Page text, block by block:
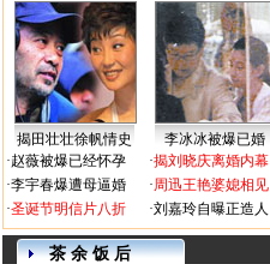
揭田壮壮徐帆情史 李冰冰被爆已婚
·赵薇被爆已经怀孕
·李宇春爆遭母逼婚
·圣诞节明信片八折
·揭刘晓庆离婚内幕
·周迅王艳婆媳相见
·刘嘉玲自曝正造人
茶 余 饭 后